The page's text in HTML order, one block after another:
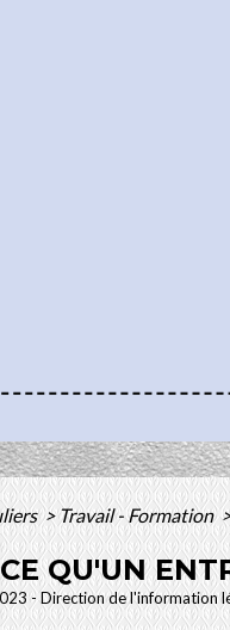
>Travail - Formation >
QU'UN
- Direction de l'information